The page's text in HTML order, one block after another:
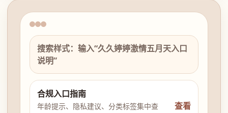
搜索样式：输入“久久婷婷激情五月天入口
说明”
合规入口指南
年龄提示、隐私建议、分类标签集中查
查看